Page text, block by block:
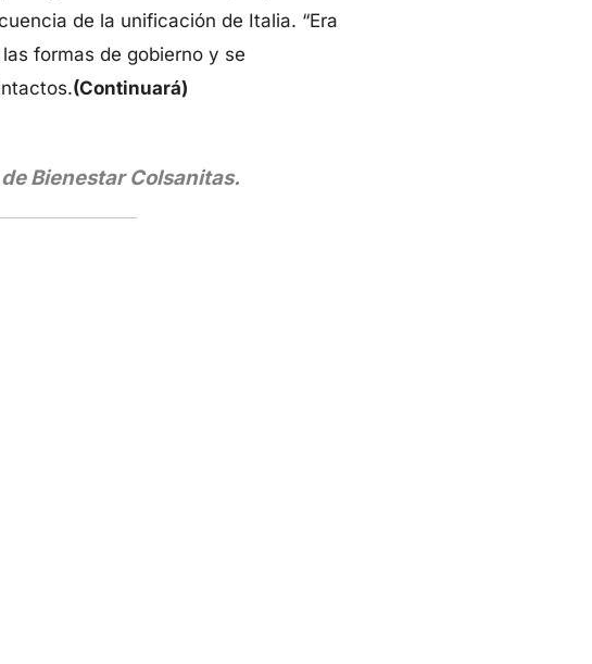
de la unificación de Italia. “Era
formas de gobierno y se
(Continuará)
Bienestar Colsanitas.